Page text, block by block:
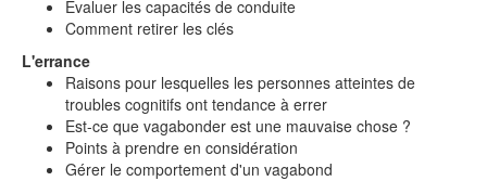
Évaluer les capacités de conduite
Comment retirer les clés
L'errance
Raisons pour lesquelles les personnes atteintes de
troubles cognitifs ont tendance à errer
Est-ce que vagabonder est une mauvaise chose ?
Points à prendre en considération
Gérer le comportement d'un vagabond